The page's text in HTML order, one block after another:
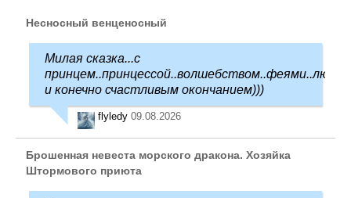
Несносный венценосный
Милая сказка...с
и конечно счастливым окончанием)))
flyledy 09.08.2026
Брошенная невеста морского дракона. Хозяйка
Штормового приюта